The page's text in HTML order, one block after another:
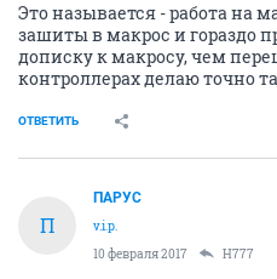
Это называется - работа на
зашиты в макрос и гораздо
дописку к макросу, чем
контроллерах делаю точно
ОТВЕТИТЬ
П
ПАРУС
v.i.p.
10 февраля 2017
H777